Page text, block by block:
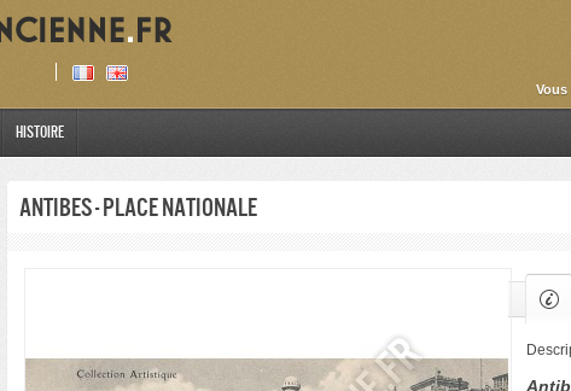
Vous
Histoire
Antibes - Place Nationale